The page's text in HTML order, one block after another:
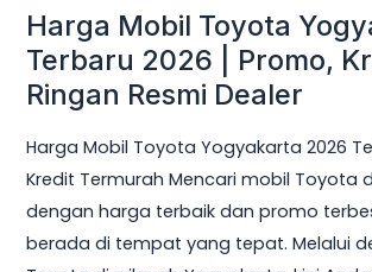
Harga Mobil Toyota
Terbaru 2026 | Promo,
Ringan Resmi Dealer
Harga Mobil Toyota Yogyakarta 2026
Kredit Termurah Mencari mobil Toyota
dengan harga terbaik dan promo
berada di tempat yang tepat. Melalui
Harga
Mobil
Toyota
Terbaru
2026
|
Promo,